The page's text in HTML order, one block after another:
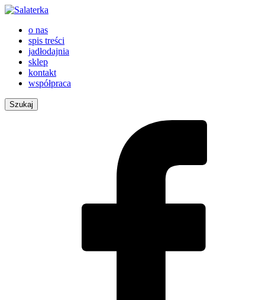
o nas
spis treści
jadłodajnia
sklep
kontakt
współpraca
Szukaj